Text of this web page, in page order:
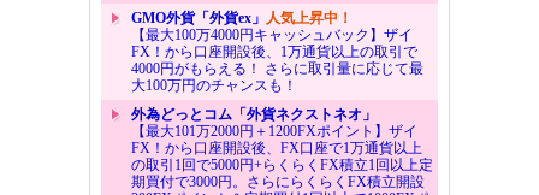
GMO外貨「外貨ex」 人気上昇中！
【最大100万4000円キャッシュバック】ザイ
FX！から口座開設後、1万通貨以上の取引で
4000円がもらえる！ さらに取引量に応じて最
大100万円のチャンスも！
外為どっとコム「外貨ネクストネオ」
【最大101万2000円＋1200FXポイント】ザイ
FX！から口座開設後、FX口座で1万通貨以上
の取引1回で5000円+らくらくFX積立1回以上定
期買付で3000円。さらにらくらくFX積立開設